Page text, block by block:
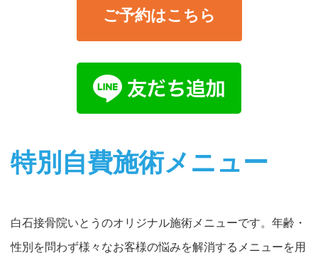
ご予約はこちら
特別自費施術メニュー
白石接骨院いとうのオリジナル施術メニューです。年齢・
性別を問わず様々なお客様の悩みを解消するメニューを用